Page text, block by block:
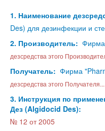
1. Наименование
Des) для дезинфекции и
2. Производитель: Фирма
дезсредства этого
Получатель: Фирма
дезсредства этого Получателя...
3. Инструкция по
Дез (Algidocid Des):
№ 12 от 2005